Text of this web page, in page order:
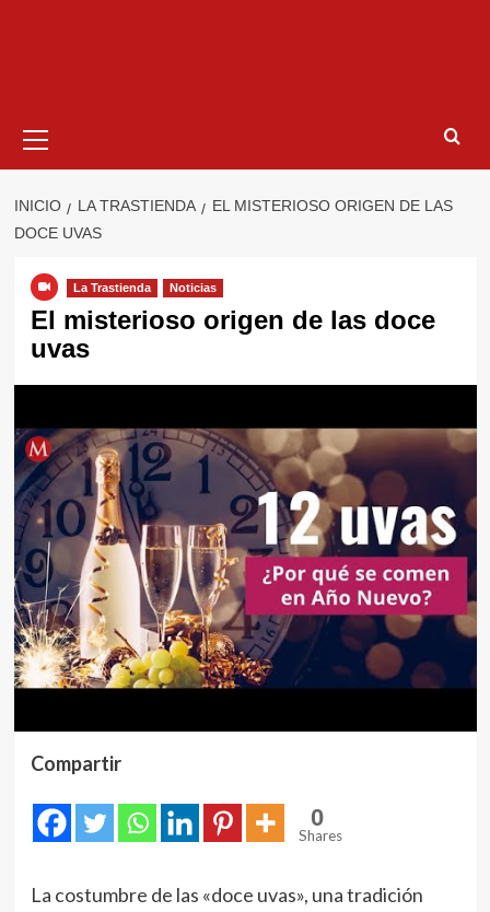
primario
INICIO LA TRASTIENDA
EL MISTERIOSO ORIGEN DE LAS
DOCE UVAS
La Trastienda Noticias
El misterioso origen de las doce
uvas
Compartir
0
Shares
La costumbre de las «doce uvas», una tradición